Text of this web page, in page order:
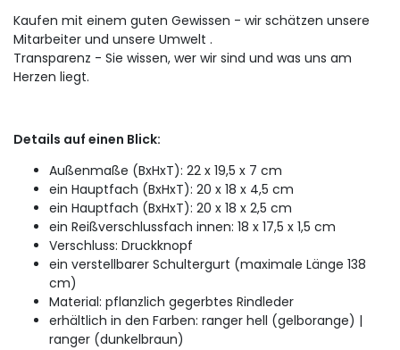
Kaufen mit einem guten Gewissen - wir schätzen unsere
Mitarbeiter und unsere Umwelt .
Transparenz - Sie wissen, wer wir sind und was uns am
Herzen liegt.
Details auf einen Blick:
Außenmaße (BxHxT): 22 x 19,5 x 7 cm
ein Hauptfach (BxHxT): 20 x 18 x 4,5 cm
ein Hauptfach (BxHxT): 20 x 18 x 2,5 cm
ein Reißverschlussfach innen: 18 x 17,5 x 1,5 cm
Verschluss: Druckknopf
ein verstellbarer Schultergurt (maximale Länge 138
cm)
Material: pflanzlich gegerbtes Rindleder
erhältlich in den Farben: ranger hell (gelborange) |
ranger (dunkelbraun)